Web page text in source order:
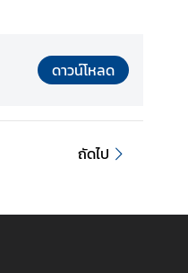
ดาวน์โหลด
ถัดไป